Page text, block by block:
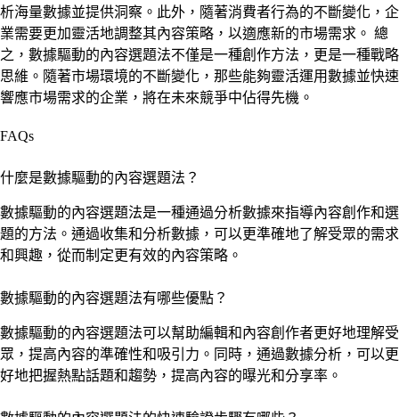
析海量數據並提供洞察。此外，隨著消費者行為的不斷變化，企
業需要更加靈活地調整其內容策略，以適應新的市場需求。 總
之，數據驅動的內容選題法不僅是一種創作方法，更是一種戰略
思維。隨著市場環境的不斷變化，那些能夠靈活運用數據並快速
響應市場需求的企業，將在未來競爭中佔得先機。
FAQs
什麼是數據驅動的內容選題法？
數據驅動的內容選題法是一種通過分析數據來指導內容創作和選
題的方法。通過收集和分析數據，可以更準確地了解受眾的需求
和興趣，從而制定更有效的內容策略。
數據驅動的內容選題法有哪些優點？
數據驅動的內容選題法可以幫助編輯和內容創作者更好地理解受
眾，提高內容的準確性和吸引力。同時，通過數據分析，可以更
好地把握熱點話題和趨勢，提高內容的曝光和分享率。